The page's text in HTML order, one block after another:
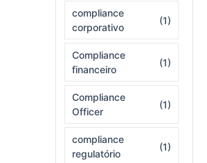
compliance
corporativo
(1)
Compliance
financeiro
(1)
Compliance
Officer
(1)
compliance
regulatório
(1)